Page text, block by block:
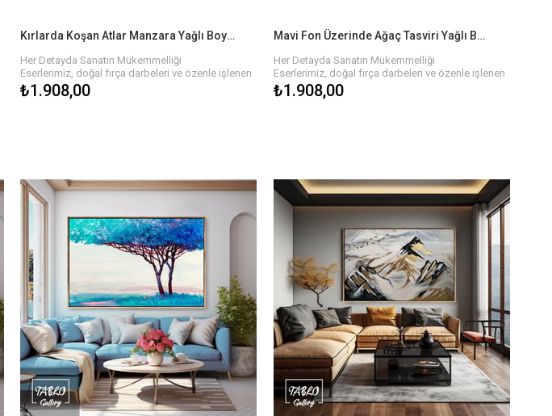
Kırlarda Koşan Atlar Manzara Yağlı Boya Dokulu Tablo
Her Detayda Sanatın Mükemmelliği
Eserlerimiz, doğal fırça darbeleri ve özenle işlenen
detaylarla hayat buluyor. Yağlı boyaların zengin
dokusu, tablonun her köşesinde derinlik ve hareket
kaliteli yağlı boya dokulu tablolar ile evinizin ya da
ofisinizin atmosferini baştan yaratın. Farklı temalar,
renkler ve boyutlarla, hayalinizdeki tabloyu
bulmanız çok kolay!
Bize Ulaşın ve Sanatı Hayatınıza Dahil Edin!
Siz de sanatın büyüsünden yararlanmak ve evinize
anlam katmak için hemen koleksiyonumuzu
keşfedin. Her biri kendine özgü olan bu tablolara
sahip olmak için birkaç adımda siparişinizi
verebilirsiniz.
Hızlı ve Güvenli Teslimat
Eserlerinizi sadece bir tıkla satın alabilir, hızlı ve
güvenli teslimat ile en kısa sürede yeni tablonuzun
keyfini çıkarabilirsiniz. Her tablo özenle paketlenir
ve size ulaşmadan önce kalite kontrolünden
geçirilir.
₺1.908,00
Mavi Fon Üzerinde Ağaç Tasviri Yağlı Boya Dokulu Tablo
Her Detayda Sanatın Mükemmelliği
Eserlerimiz, doğal fırça darbeleri ve özenle işlenen
detaylarla hayat buluyor. Yağlı boyaların zengin
dokusu, tablonun her köşesinde derinlik ve hareket
kaliteli yağlı boya dokulu tablolar ile evinizin ya da
ofisinizin atmosferini baştan yaratın. Farklı temalar,
renkler ve boyutlarla, hayalinizdeki tabloyu
bulmanız çok kolay!
Bize Ulaşın ve Sanatı Hayatınıza Dahil Edin!
Siz de sanatın büyüsünden yararlanmak ve evinize
anlam katmak için hemen koleksiyonumuzu
keşfedin. Her biri kendine özgü olan bu tablolara
sahip olmak için birkaç adımda siparişinizi
verebilirsiniz.
Hızlı ve Güvenli Teslimat
Eserlerinizi sadece bir tıkla satın alabilir, hızlı ve
güvenli teslimat ile en kısa sürede yeni tablonuzun
keyfini çıkarabilirsiniz. Her tablo özenle paketlenir
ve size ulaşmadan önce kalite kontrolünden
geçirilir.
₺1.908,00